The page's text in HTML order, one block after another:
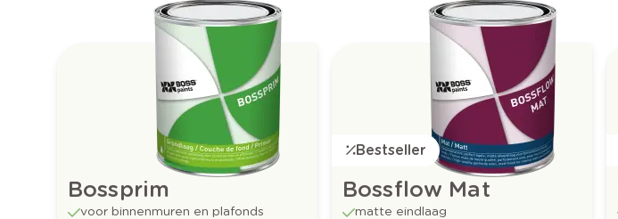
Bossprim
voor binnenmuren en plafonds
Bestseller
Bossflow Mat
matte eindlaag